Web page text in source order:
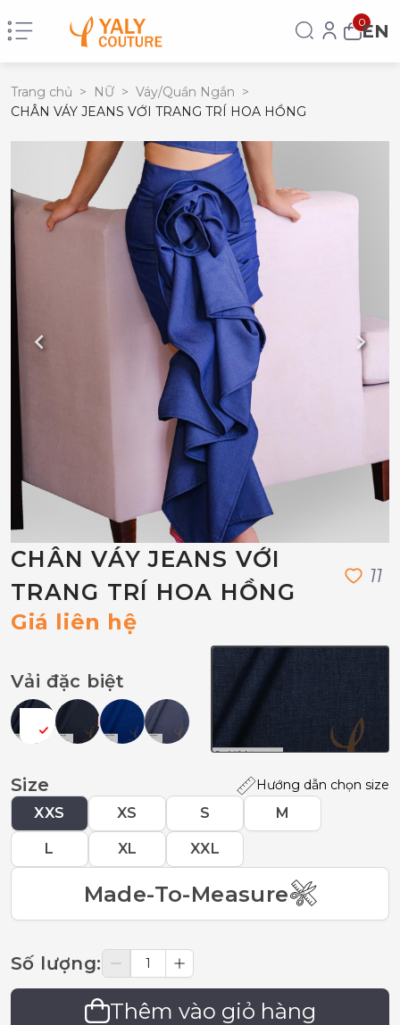
0EN
Trang chủ > NỮ > Váy/Quần Ngắn >
CHÂN VÁY JEANS VỚI TRANG TRÍ HOA HỒNG
CHÂN VÁY JEANS VỚI
TRANG TRÍ HOA HỒNG
11
Giá liên hệ
Vải đặc biệt
Size Hướng dẫn chọn size
XXS XS S M
L XL XXL
Made-To-Measure
Số lượng:
Thêm vào giỏ hàng